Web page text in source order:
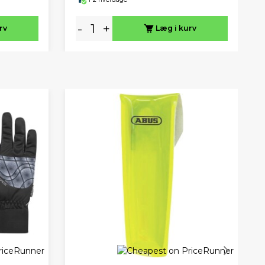
- + Læg i kurv